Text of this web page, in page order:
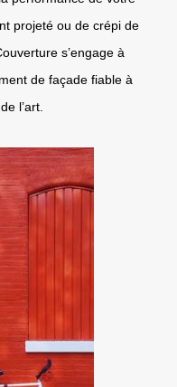
projeté ou de crépi de
s’engage à
de façade fiable à
l’art.